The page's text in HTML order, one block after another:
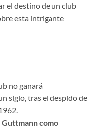
el destino de un club
esta intrigante
no ganará
siglo, tras el despido de
Guttmann como